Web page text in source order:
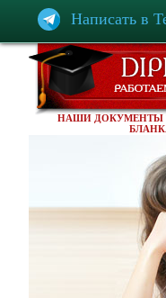
Написать в
НАШИ ДОКУМЕНТЫ